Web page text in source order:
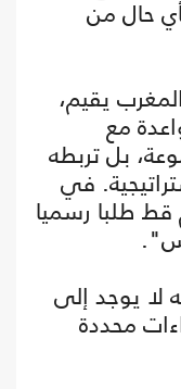
حال من
يقيم،
مع
بل تربطه
في
قط طلبا رسميا
لا يوجد إلى
محددة